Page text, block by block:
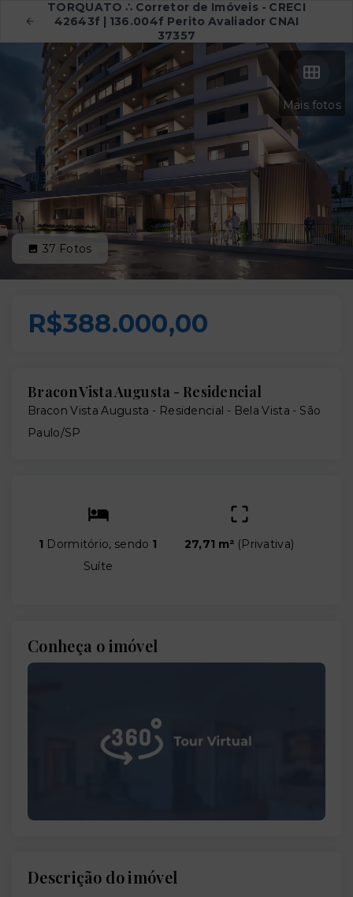
TORQUATO ∴ Corretor de Imóveis - CRECI
42643f | 136.004f Perito Avaliador CNAI
37357
Mais fotos
37 Fotos
R$388.000,00
Bracon Vista Augusta - Residencial
Bracon Vista Augusta - Residencial - Bela Vista - São
Paulo/SP
1 Dormitório, sendo 1
Suíte
27,71 m² (Privativa)
Conheça o imóvel
Descrição do imóvel